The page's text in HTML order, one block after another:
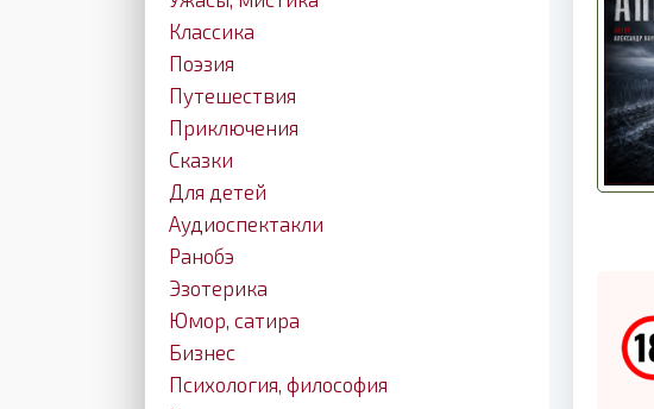
Классика
Поэзия
Путешествия
Приключения
Сказки
Для детей
Аудиоспектакли
Ранобэ
Эзотерика
Юмор, сатира
Бизнес
Психология, философия